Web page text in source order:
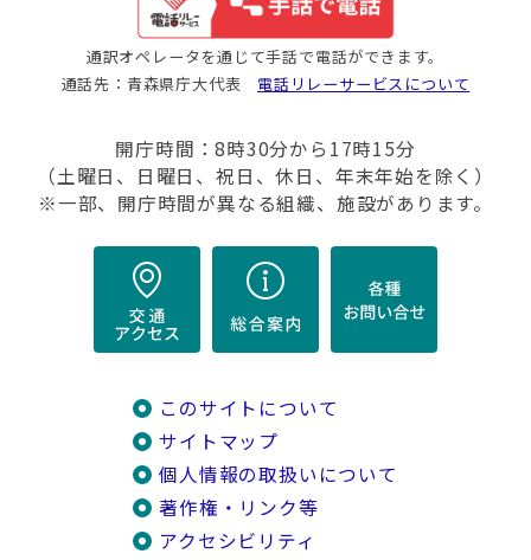
通訳オペレータを通じて手話で電話ができます。
通話先：青森県庁大代表 電話リレーサービスについて
開庁時間：8時30分から17時15分
（土曜日、日曜日、祝日、休日、年末年始を除く）
※一部、開庁時間が異なる組織、施設があります。
このサイトについて
サイトマップ
個人情報の取扱いについて
著作権・リンク等
アクセシビリティ